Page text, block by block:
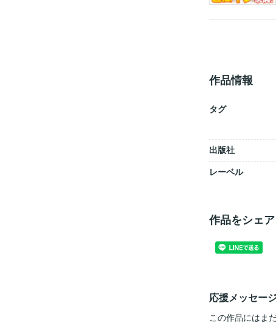
作品情報
タグ
出版社
レーベル
作品をシェア
応援メッセー
この作品にはま